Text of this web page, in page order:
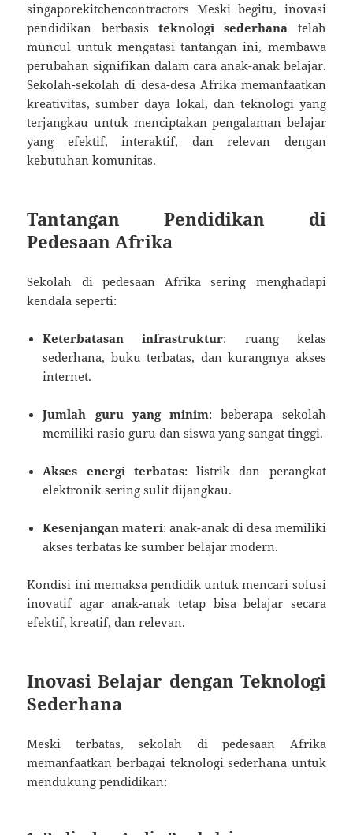
singaporekitchencontractors Meski begitu, inovasi
pendidikan berbasis teknologi sederhana telah
muncul untuk mengatasi tantangan ini, membawa
perubahan signifikan dalam cara anak-anak belajar.
Sekolah-sekolah di desa-desa Afrika memanfaatkan
kreativitas, sumber daya lokal, dan teknologi yang
terjangkau untuk menciptakan pengalaman belajar
yang efektif, interaktif, dan relevan dengan
kebutuhan komunitas.
Tantangan Pendidikan di
Pedesaan Afrika
Sekolah di pedesaan Afrika sering menghadapi
kendala seperti:
Keterbatasan infrastruktur: ruang kelas
sederhana, buku terbatas, dan kurangnya akses
internet.
Jumlah guru yang minim: beberapa sekolah
memiliki rasio guru dan siswa yang sangat tinggi.
Akses energi terbatas: listrik dan perangkat
elektronik sering sulit dijangkau.
Kesenjangan materi: anak-anak di desa memiliki
akses terbatas ke sumber belajar modern.
Kondisi ini memaksa pendidik untuk mencari solusi
inovatif agar anak-anak tetap bisa belajar secara
efektif, kreatif, dan relevan.
Inovasi Belajar dengan Teknologi
Sederhana
Meski terbatas, sekolah di pedesaan Afrika
memanfaatkan berbagai teknologi sederhana untuk
mendukung pendidikan: